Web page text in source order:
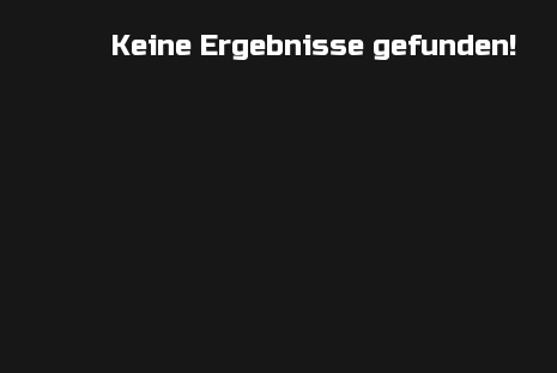
Keine Ergebnisse gefunden!